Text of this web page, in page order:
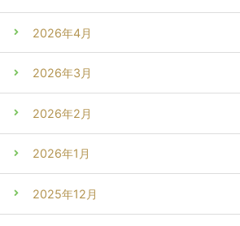
2026年4月
2026年3月
2026年2月
2026年1月
2025年12月